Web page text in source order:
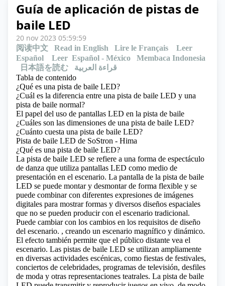
Guía de aplicación de pistas de
baile LED
20 nov 2023 05:59:59
阅读中文 Read in English Lire le Français
Leer
Español
Leer Español - México
Membaca Indonesia
日本語を読む
قراءة العربية
Tabla de contenido
¿Qué es una pista de baile LED?
¿Cuál es la diferencia entre una pista de baile LED y una
pista de baile normal?
El papel del uso de pantallas LED en la pista de baile
¿Cuáles son las dimensiones de una pista de baile LED?
¿Cuánto cuesta una pista de baile LED?
Pista de baile LED de SoStron - Hima
¿Qué es una pista de baile LED?
La pista de baile LED se refiere a una forma de espectáculo
de danza que utiliza pantallas LED como medio de
presentación en el escenario. La pantalla de la pista de baile
LED se puede montar y desmontar de forma flexible y se
puede combinar con diferentes expresiones de imágenes
digitales para mostrar formas y diversos diseños espaciales
que no se pueden producir con el escenario tradicional.
Puede cambiar con los cambios en los requisitos de diseño
del escenario. , creando un escenario magnífico y dinámico.
El efecto también permite que el público distante vea el
escenario. Las pistas de baile LED se utilizan ampliamente
en diversas actividades escénicas, como fiestas de festivales,
conciertos de celebridades, programas de televisión, desfiles
de moda y otras representaciones teatrales. La pista de baile